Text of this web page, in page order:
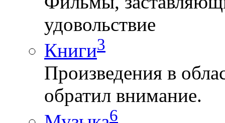
удовольствие
Книги3
Произведения в
обратил внимание.
6